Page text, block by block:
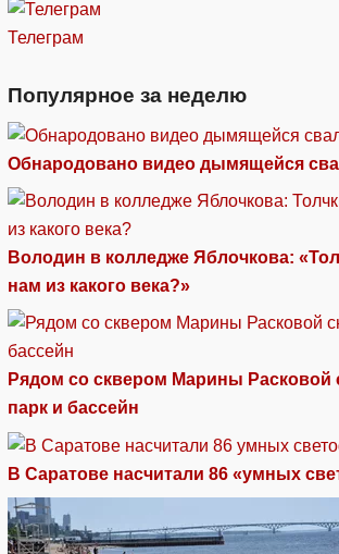
Телеграм
Популярное за неделю
Обнародовано видео дымящейся
Володин в колледже Яблочкова:
нам из какого века?»
Рядом со сквером Марины Расковой
парк и бассейн
В Саратове насчитали 86 «умных